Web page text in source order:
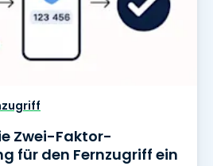
Zwei-Faktor-
für den Fernzugriff ein